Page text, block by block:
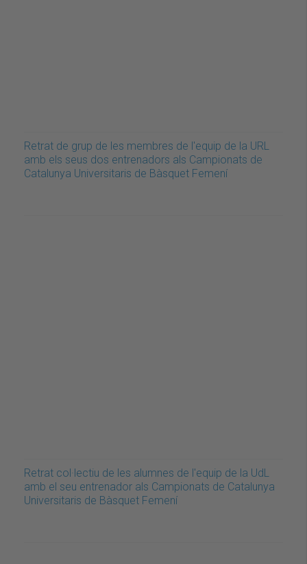
Retrat de grup de les membres de l'equip de la URL
amb els seus dos entrenadors als Campionats de
Catalunya Universitaris de Bàsquet Femení
Retrat col·lectiu de les alumnes de l'equip de la UdL
amb el seu entrenador als Campionats de Catalunya
Universitaris de Bàsquet Femení